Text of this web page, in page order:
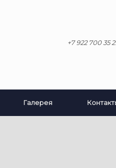
+7 922 700 35
Галерея